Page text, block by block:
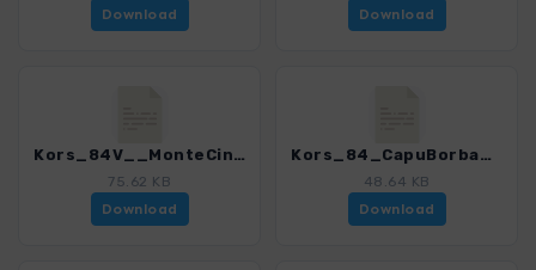
Download
Download
Kors_84V__MonteCinto_4280_18.gpx
75.62 KB
Download
Kors_84_CapuBorba_4280_18.gpx
48.64 KB
Download